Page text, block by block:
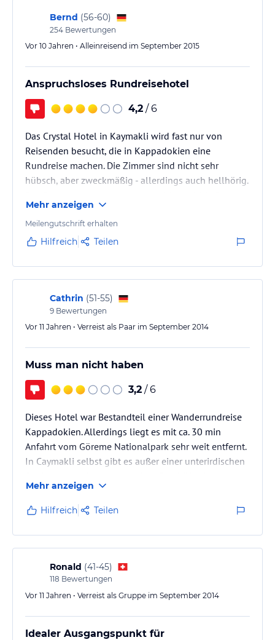
Hinweis: Allgemeine und unverbindliche
Hoteliers-/Veranstalter-/Kataloginformationen. Alle Angaben
jeweiligen Veranstalters.
Fitness-Studio: uralte, bzw. unbrauchbare Geräte in
einem Kellerloch. Wenn wenigstens ein paar Hanteln
oder Gymnstikmatte vorhanden…
Bernd (56-60)
254 Bewertungen
Vor 10 Jahren • Alleinreisend im September 2015
Anspruchsloses Rundreisehotel
4,2 / 6
Das Crystal Hotel in Kaymakli wird fast nur von
Reisenden besucht, die in Kappadokien eine
Rundreise machen. Die Zimmer sind nicht sehr
hübsch, aber zweckmäßig - allerdings auch hellhörig.
Frühstück ist akzeptabel. Zur Abwertung führt der
Pool, der von einer Horde Tauben unter Kontrolle ist.
Nachmittags ist die Wiese voll mit Taubenfedern und
gesundheitlichen Gründen deshalb meiden. Solange
dieser Zustand nicht geändert…
Mehr anzeigen
Meilengutschrift erhalten
Hilfreich Teilen
Cathrin (51-55)
9 Bewertungen
Vor 11 Jahren • Verreist als Paar im September 2014
Muss man nicht haben
3,2 / 6
Dieses Hotel war Bestandteil einer Wanderrundreise
Kappadokien. Allerdings liegt es mit ca. 30 min
Anfahrt vom Göreme Nationalpark sehr weit entfernt.
In Caymakli selbst gibt es außer einer unterirdischen
oder andere Dinge sind nicht vorhanden. In
Anbetracht dessen, dass die Gastronomie im Hotel
eine "Vollkatastrophe" ist, war dies natürlich sehr
schlecht. Die Zimmer waren in einem recht
ordentlichen Zustand, allerdings wurde erst nach 4
Tagen (für die letzte…
Mehr anzeigen
Hilfreich Teilen
Ronald (41-45)
118 Bewertungen
Vor 11 Jahren • Verreist als Gruppe im September 2014
Idealer Ausgangspunkt für